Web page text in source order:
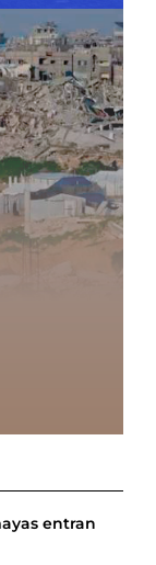
entran